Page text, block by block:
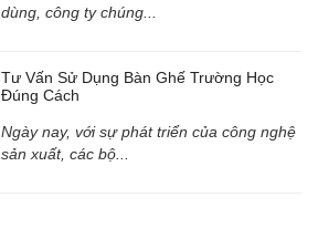
dùng, công ty chúng...
Tư Vấn Sử Dụng Bàn Ghế Trường Học
Đúng Cách
Ngày nay, với sự phát triển của công nghệ
sản xuất, các bộ...